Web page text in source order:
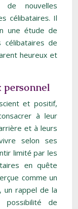
de nouvelles
célibataires. Il
une étude de
célibataires de
heureux et
personnel
et positif,
à leur
et à leurs
selon ses
limité par les
en quête
comme un
un rappel de la
de